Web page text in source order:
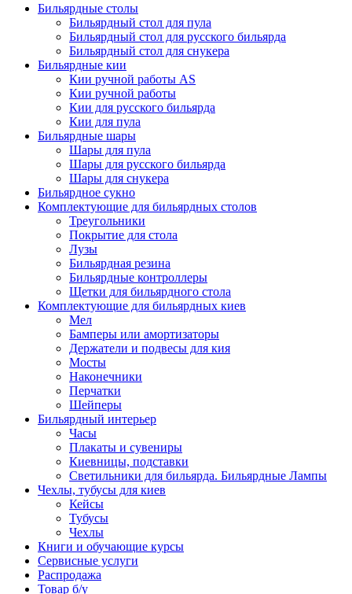
Бильярдные столы
Бильярдный стол для пула
Бильярдный стол для русского бильярда
Бильярдный стол для снукера
Бильярдные кии
Кии ручной работы AS
Кии ручной работы
Кии для русского бильярда
Кии для пула
Бильярдные шары
Шары для пула
Шары для русского бильярда
Шары для снукера
Бильярдное сукно
Комплектующие для бильярдных столов
Треугольники
Покрытие для стола
Лузы
Бильярдная резина
Бильярдные контроллеры
Щетки для бильярдного стола
Комплектующие для бильярдных киев
Мел
Бамперы или амортизаторы
Держатели и подвесы для кия
Мосты
Наконечники
Перчатки
Шейперы
Бильярдный интерьер
Часы
Плакаты и сувениры
Киевницы, подставки
Светильники для бильярда. Бильярдные Лампы
Чехлы, тубусы для киев
Кейсы
Тубусы
Чехлы
Книги и обучающие курсы
Сервисные услуги
Распродажа
Товар б/у